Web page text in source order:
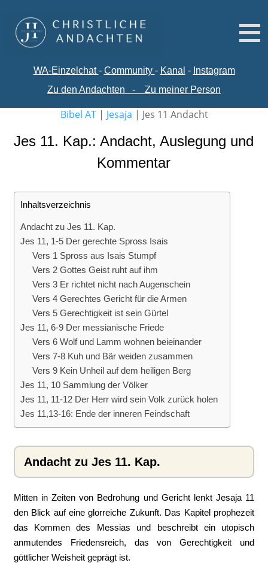
WA-Einzelchat - Community - Kanal - Instagram
Zu den Andachten
- Zu meiner Person
Bibel AT| Jesaja | Jes 11 Andacht
Jes 11. Kap.: Andacht, Auslegung und
Kommentar
Inhaltsverzeichnis
Andacht zu Jes 11. Kap.
Jes 11, 1-5 Der gerechte Spross Isais
Vers 1 Spross aus Isais Stumpf
Vers 2 Gottes Geist ruht auf ihm
Vers 3 Er richtet nicht nach Augenschein
Vers 4 Gerechtes Gericht für die Armen
Vers 5 Gerechtigkeit ist sein Gürtel
Jes 11, 6-9 Der messianische Friede
Vers 6 Wolf und Lamm wohnen beieinander
Vers 7-8 Kuh und Bär weiden zusammen
Vers 9 Kein Unheil auf dem heiligen Berg
Jes 11, 10 Sammlung der Völker
Jes 11, 11-12 Der Herr wird sein Volk zurück holen
Jes 11,13-16: Ende der inneren Feindschaft
Andacht zu Jes 11. Kap.
​Mitten in Zeiten von Bedrohung und Gericht lenkt Jesaja 11
den Blick auf eine glorreiche Zukunft. Das Kapitel prophezeit
das Kommen des Messias und beschreibt ein utopisch
anmutendes Friedensreich, das von Gerechtigkeit und
göttlicher Weisheit geprägt ist.